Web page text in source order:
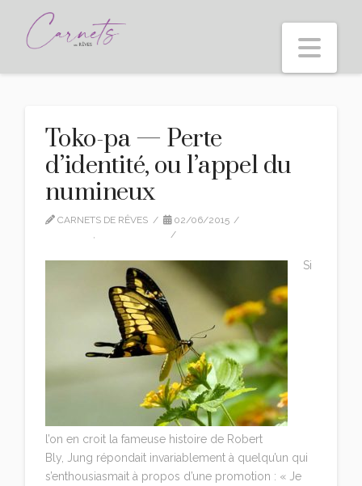
Toko-pa — Perte
d’identité, ou l’appel du
numineux
CARNETS DE RÊVES
02/06/2015
,
Si
l’on en croit la fameuse histoire de Robert
Bly, Jung répondait invariablement à quelqu’un qui
s’enthousiasmait à propos d’une promotion : « Je